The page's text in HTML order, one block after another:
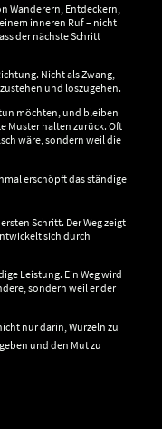
Wanderern, Entdeckern,
inneren Ruf – nicht
der nächste Schritt
Nicht als Zwang,
und loszugehen.
möchten, und bleiben
Muster halten zurück. Oft
wäre, sondern weil die
erschöpft das ständige
Schritt. Der Weg zeigt
sich durch
Leistung. Ein Weg wird
sondern weil er der
nur darin, Wurzeln zu
und den Mut zu